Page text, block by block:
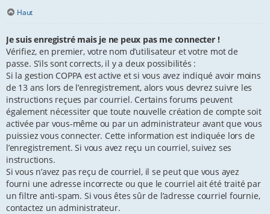
Haut
Je suis enregistré mais je ne peux pas me connecter !
Vérifiez, en premier, votre nom d’utilisateur et votre mot de
passe. S’ils sont corrects, il y a deux possibilités :
Si la gestion COPPA est active et si vous avez indiqué avoir moins
de 13 ans lors de l’enregistrement, alors vous devrez suivre les
instructions reçues par courriel. Certains forums peuvent
également nécessiter que toute nouvelle création de compte soit
activée par vous-même ou par un administrateur avant que vous
puissiez vous connecter. Cette information est indiquée lors de
l’enregistrement. Si vous avez reçu un courriel, suivez ses
instructions.
Si vous n’avez pas reçu de courriel, il se peut que vous ayez
fourni une adresse incorrecte ou que le courriel ait été traité par
un filtre anti-spam. Si vous êtes sûr de l’adresse courriel fournie,
contactez un administrateur.